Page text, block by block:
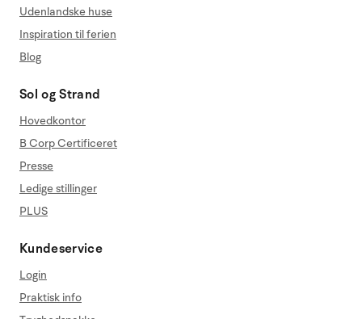
Udenlandske huse
Inspiration til ferien
Blog
Sol og Strand
Hovedkontor
B Corp Certificeret
Presse
Ledige stillinger
PLUS
Kundeservice
Login
Praktisk info